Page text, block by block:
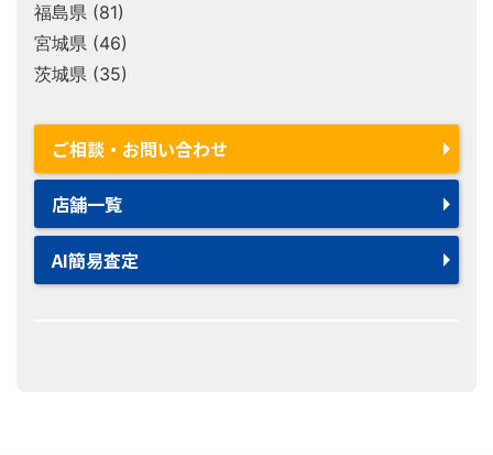
福島県 (81)
宮城県 (46)
茨城県 (35)
ご相談・お問い合わせ
店舗一覧
AI簡易査定